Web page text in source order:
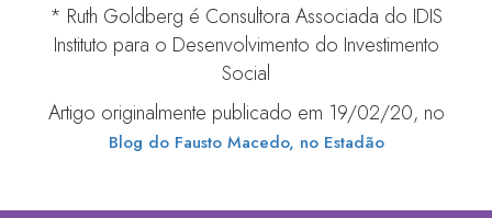
* Ruth Goldberg é Consultora Associada do IDIS
Instituto para o Desenvolvimento do Investimento
Social
Artigo originalmente publicado em 19/02/20, no
Blog do Fausto Macedo, no Estadão